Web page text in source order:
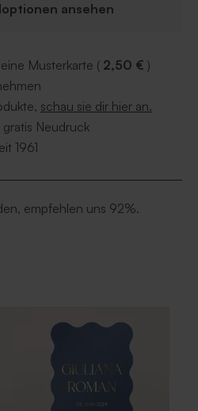
ansehen
Musterkarte ( 2,50 € )
schau sie dir hier an.
Neudruck
1961
empfehlen uns 92%.